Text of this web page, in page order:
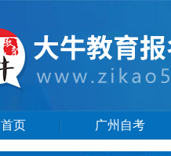
首页 广州自考